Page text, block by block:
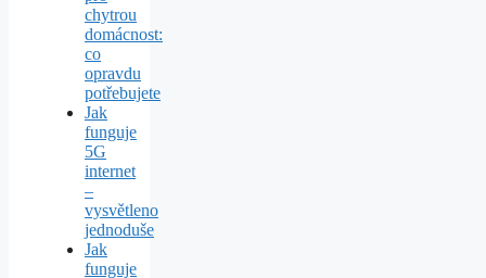
chytrou
domácnost:
co
opravdu
potřebujete
Jak
funguje
5G
internet
–
vysvětleno
jednoduše
Jak
funguje